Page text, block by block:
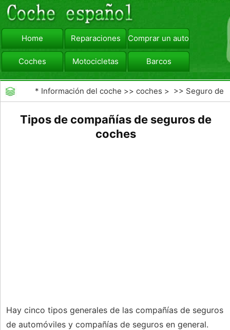
Home Reparaciones Comprar un automóvil
Coches Motocicletas Barcos
viajar Camiones
* Información del coche >>coches > >> Seguro de
Tipos de compañías de seguros de
coches
Hay cinco tipos generales de las compañías de seguros
de automóviles y compañías de seguros en general.